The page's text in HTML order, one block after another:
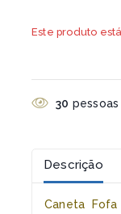
Este produto
30
Descrição
Caneta